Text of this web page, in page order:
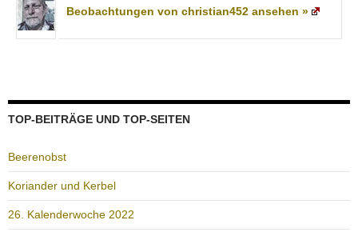
Beobachtungen von christian452 ansehen »
TOP-BEITRÄGE UND TOP-SEITEN
Beerenobst
Koriander und Kerbel
26. Kalenderwoche 2022